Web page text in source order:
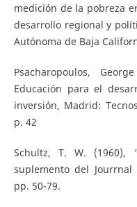
medición de la pobreza
desarrollo regional y
Autónoma de Baja
Psacharopoulos,
Educación para el
inversión, Madrid:
p. 42
Schultz, T. W. (1960),
suplemento del
pp. 50-79.